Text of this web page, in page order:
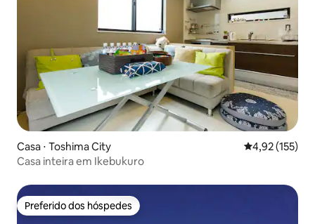
Casa ⋅ Toshima City 4,92 de uma
4,92 (155)
Casa inteira em Ikebukuro
Preferido dos hóspedes
Preferido dos hóspedes